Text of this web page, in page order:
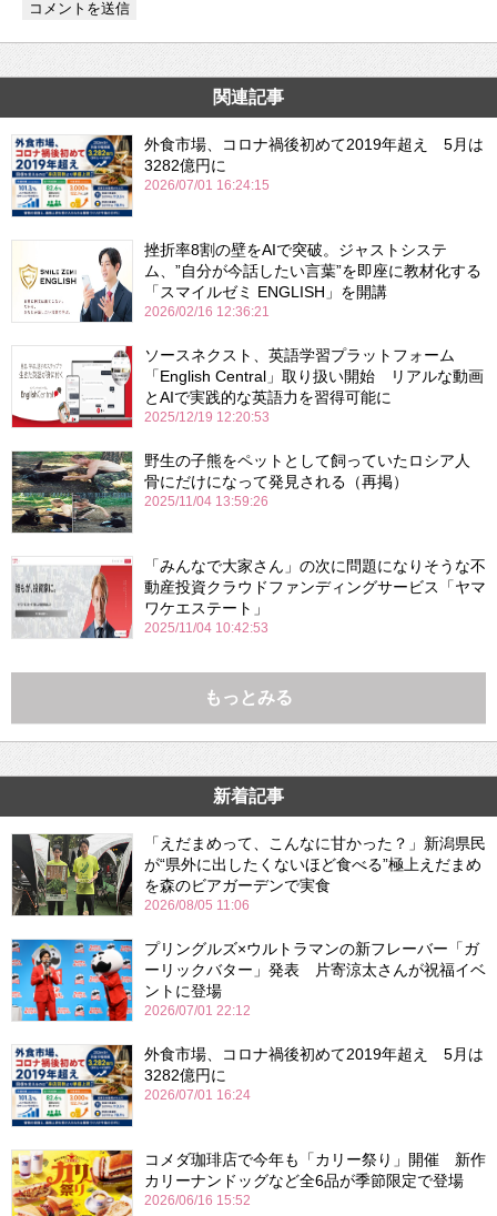
関連記事
外食市場、コロナ禍後初めて2019年超え 5月は
3282億円に
2026/07/01 16:24:15
挫折率8割の壁をAIで突破。ジャストシステ
ム、”自分が今話したい言葉”を即座に教材化する
「スマイルゼミ ENGLISH」を開講
2026/02/16 12:36:21
ソースネクスト、英語学習プラットフォーム
「English Central」取り扱い開始 リアルな動画
とAIで実践的な英語力を習得可能に
2025/12/19 12:20:53
野生の子熊をペットとして飼っていたロシア人
骨にだけになって発見される（再掲）
2025/11/04 13:59:26
「みんなで大家さん」の次に問題になりそうな不
動産投資クラウドファンディングサービス「ヤマ
ワケエステート」
2025/11/04 10:42:53
もっとみる
新着記事
「えだまめって、こんなに甘かった？」新潟県民
が“県外に出したくないほど食べる”極上えだまめ
を森のビアガーデンで実食
2026/08/05 11:06
プリングルズ×ウルトラマンの新フレーバー「ガ
ーリックバター」発表 片寄涼太さんが祝福イベ
ントに登場
2026/07/01 22:12
外食市場、コロナ禍後初めて2019年超え 5月は
3282億円に
2026/07/01 16:24
コメダ珈琲店で今年も「カリー祭り」開催 新作
カリーナンドッグなど全6品が季節限定で登場
2026/06/16 15:52